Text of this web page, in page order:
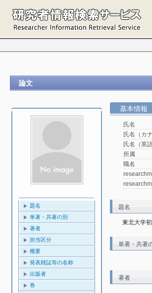
論文
題名
単著・共著の別
著者
担当区分
概要
発表雑誌等の名称
出版者
巻
基本情報
氏名
氏名（カナ
氏名（英語
所属
職名
題名
東北大学
単著・共著
著者